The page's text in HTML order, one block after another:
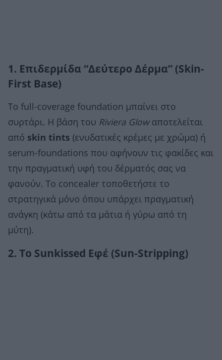
1. Επιδερμίδα “Δεύτερο Δέρμα” (Skin-
First Base)
Το full-coverage foundation μπαίνει στο
συρτάρι. Η βάση του Riviera Glowαποτελείται
από skin tints (ενυδατικές κρέμες με χρώμα) ή
serum-foundations που αφήνουν τις φακίδες και
την πραγματική υφή του δέρματός σας να
φανούν. Το concealer τοποθετήστε το
στρατηγικά μόνο όπου υπάρχει πραγματική
ανάγκη (κάτω από τα μάτια ή γύρω από τη
μύτη).
2. Το Sunkissed Εφέ (Sun-Stripping)